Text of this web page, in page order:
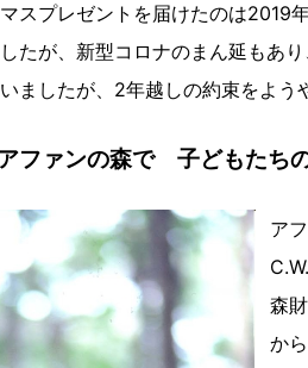
スプレゼントを届けたのは2019
たが、新型コロナのまん延もあ
ましたが、2年越しの約束をよう
ファンの森で 子どもたち
ア
森
か